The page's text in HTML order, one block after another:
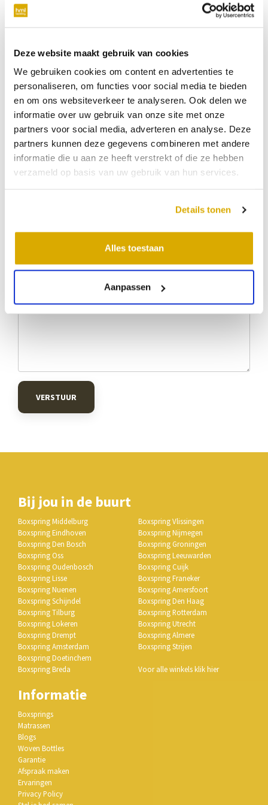
Deze website maakt gebruik van cookies
We gebruiken cookies om content en advertenties te
personaliseren, om functies voor social media te bieden
en om ons websiteverkeer te analyseren. Ook delen we
informatie over uw gebruik van onze site met onze
partners voor social media, adverteren en analyse. Deze
partners kunnen deze gegevens combineren met andere
informatie die u aan ze heeft verstrekt of die ze hebben
verzameld op basis van uw gebruik van hun services.
Details tonen
Alles toestaan
Aanpassen
verplicht
niet verplicht
Datum:23-06-2026
Tijdstip:
Verkooppunt
VERSTUUR
Bij jou in de buurt
Boxspring Middelburg
Boxspring Eindhoven
Boxspring Den Bosch
Boxspring Oss
Boxspring Oudenbosch
Boxspring Lisse
Boxspring Nuenen
Boxspring Schijndel
Boxspring Tilburg
Boxspring Lokeren
Boxspring Drempt
Boxspring Amsterdam
Boxspring Doetinchem
Boxspring Breda
Boxspring Vlissingen
Boxspring Nijmegen
Boxspring Groningen
Boxspring Leeuwarden
Boxspring Cuijk
Boxspring Franeker
Boxspring Amersfoort
Boxspring Den Haag
Boxspring Rotterdam
Boxspring Utrecht
Boxspring Almere
Boxspring Strijen
Voor alle winkels klik hier
Informatie
Boxsprings
Matrassen
Blogs
Woven Bottles
Garantie
Afspraak maken
Ervaringen
Privacy Policy